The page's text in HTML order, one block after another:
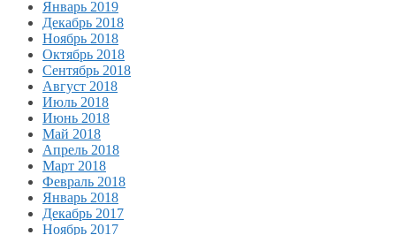
Январь 2019
Декабрь 2018
Ноябрь 2018
Октябрь 2018
Сентябрь 2018
Август 2018
Июль 2018
Июнь 2018
Май 2018
Апрель 2018
Март 2018
Февраль 2018
Январь 2018
Декабрь 2017
Ноябрь 2017